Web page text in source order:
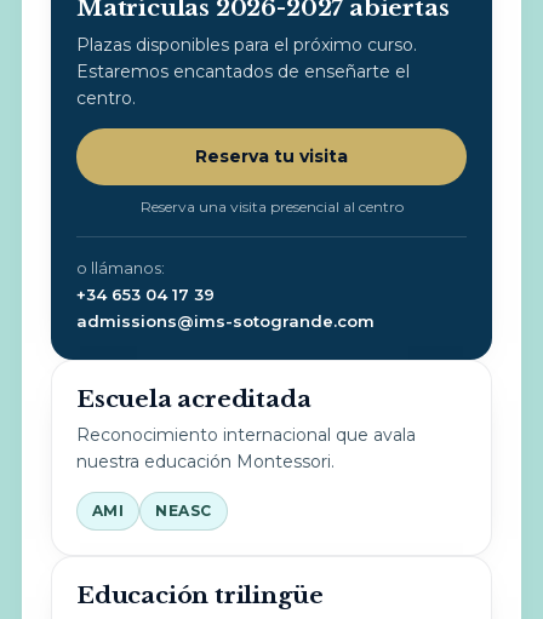
Matrículas 2026-2027 abiertas
Plazas disponibles para el próximo curso.
Estaremos encantados de enseñarte el
centro.
Reserva tu visita
Reserva una visita presencial al centro
o llámanos:
+34 653 04 17 39
admissions@ims-sotogrande.com
Escuela acreditada
Reconocimiento internacional que avala
nuestra educación Montessori.
AMI NEASC
Educación trilingüe